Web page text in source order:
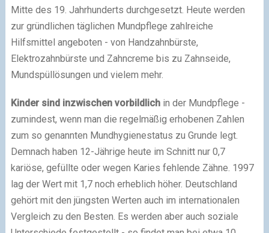
Mitte des 19. Jahrhunderts durchgesetzt. Heute werden
zur gründlichen täglichen Mundpflege zahlreiche
Hilfsmittel angeboten - von Handzahnbürste,
Elektrozahnbürste und Zahncreme bis zu Zahnseide,
Mundspüllösungen und vielem mehr.
Kinder sind inzwischen vorbildlich in der Mundpflege -
zumindest, wenn man die regelmäßig erhobenen Zahlen
zum so genannten Mundhygienestatus zu Grunde legt.
Demnach haben 12-Jährige heute im Schnitt nur 0,7
kariöse, gefüllte oder wegen Karies fehlende Zähne. 1997
lag der Wert mit 1,7 noch erheblich höher. Deutschland
gehört mit den jüngsten Werten auch im internationalen
Vergleich zu den Besten. Es werden aber auch soziale